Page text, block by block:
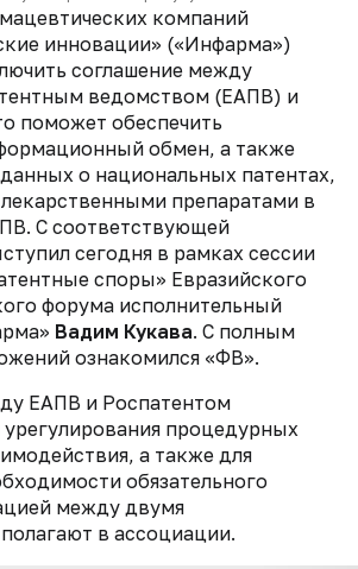
компаний
инновации» («Инфарма»)
соглашение между
ведомством (ЕАПВ) и
поможет обеспечить
обмен, а также
о национальных патентах,
препаратами в
С соответствующей
сегодня в рамках сессии
споры» Евразийского
форума исполнительный
Вадим Кукава. С полным
ознакомился «ФВ».
ЕАПВ и Роспатентом
процедурных
а также для
обязательного
между двумя
в ассоциации.